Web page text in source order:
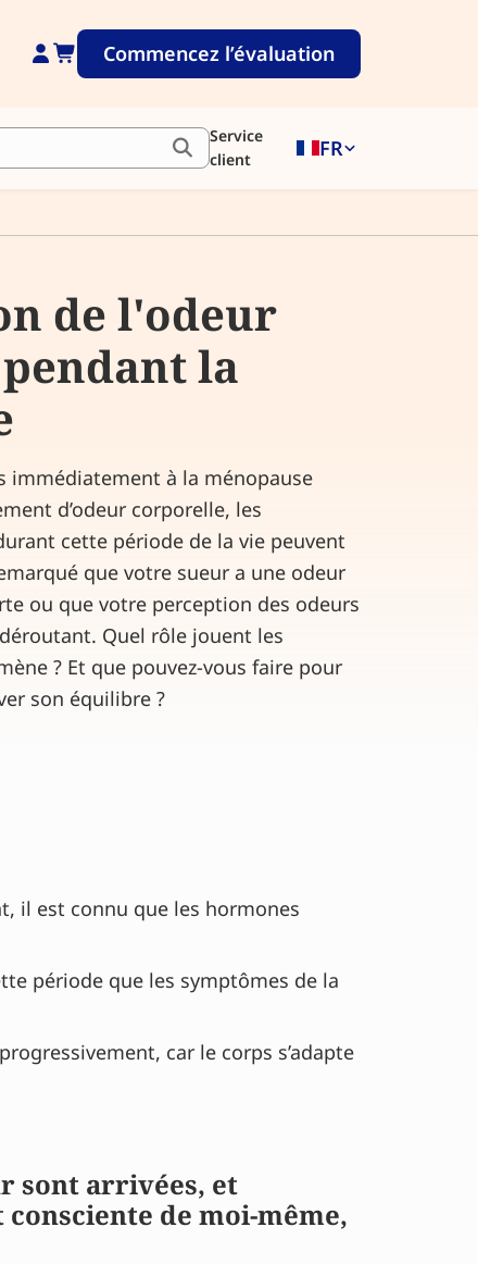
Commencez l’évaluation
Service
client
FR
de l'odeur
la
immédiatement à la ménopause
d’odeur corporelle, les
cette période de la vie peuvent
que votre sueur a une odeur
ou que votre perception des odeurs
Quel rôle jouent les
? Et que pouvez-vous faire pour
son équilibre ?
il est connu que les hormones
période que les symptômes de la
car le corps s’adapte
sont arrivées, et
de moi-même,